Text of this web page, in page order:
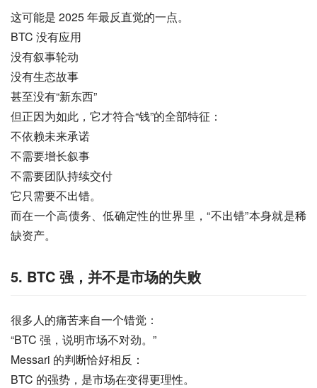
这可能是 2025 年最反直觉的一点。
BTC 没有应用
没有叙事轮动
没有生态故事
甚至没有“新东西”
但正因为如此，它才符合“钱”的全部特征：
不依赖未来承诺
不需要增长叙事
不需要团队持续交付
它只需要不出错。
而在一个高债务、低确定性的世界里，“不出错”本身就是稀
缺资产。
5. BTC 强，并不是市场的失败
很多人的痛苦来自一个错觉：
“BTC 强，说明市场不对劲。”
Messari 的判断恰好相反：
BTC 的强势，是市场在变得更理性。